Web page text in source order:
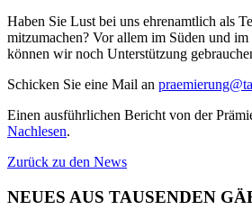
Haben Sie Lust bei uns ehrenamtlich als
mitzumachen? Vor allem im Süden und
können wir noch Unterstützung
Schicken Sie eine Mail an
Einen ausführlichen Bericht von der
Nachlesen.
Zurück zu den News
NEUES AUS TAUSENDEN